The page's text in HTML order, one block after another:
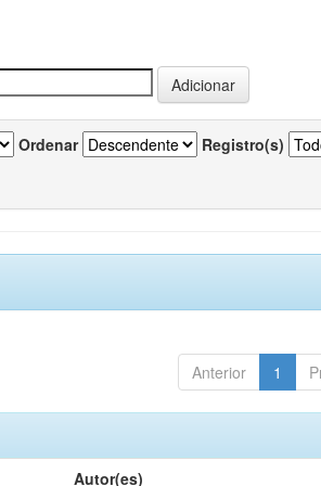
Ordenar Registro(s)
Anterior 1
Autor(es)